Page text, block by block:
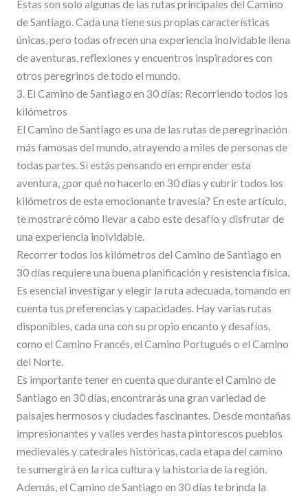
Estas son solo algunas de las rutas principales del Camino
de Santiago. Cada una tiene sus propias características
únicas, pero todas ofrecen una experiencia inolvidable llena
de aventuras, reflexiones y encuentros inspiradores con
otros peregrinos de todo el mundo.
3. El Camino de Santiago en 30 días: Recorriendo todos los
kilómetros
El Camino de Santiago es una de las rutas de peregrinación
más famosas del mundo, atrayendo a miles de personas de
todas partes. Si estás pensando en emprender esta
aventura, ¿por qué no hacerlo en 30 días y cubrir todos los
kilómetros de esta emocionante travesía? En este artículo,
te mostraré cómo llevar a cabo este desafío y disfrutar de
una experiencia inolvidable.
Recorrer todos los kilómetros del Camino de Santiago en
30 días requiere una buena planificación y resistencia física.
Es esencial investigar y elegir la ruta adecuada, tomando en
cuenta tus preferencias y capacidades. Hay varias rutas
disponibles, cada una con su propio encanto y desafíos,
como el Camino Francés, el Camino Portugués o el Camino
del Norte.
Es importante tener en cuenta que durante el Camino de
Santiago en 30 días, encontrarás una gran variedad de
paisajes hermosos y ciudades fascinantes. Desde montañas
impresionantes y valles verdes hasta pintorescos pueblos
medievales y catedrales históricas, cada etapa del camino
te sumergirá en la rica cultura y la historia de la región.
Además, el Camino de Santiago en 30 días te brinda la